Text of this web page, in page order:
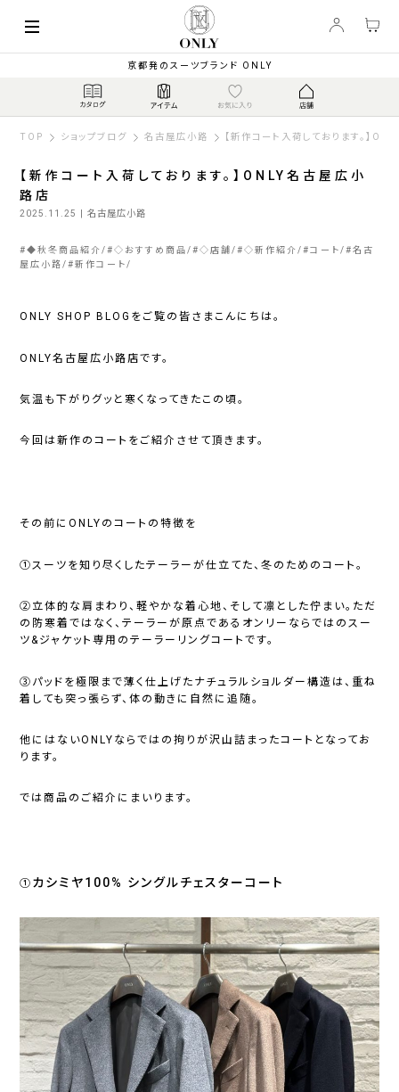
京都発のスーツブランド ONLY
TOP ショップブログ 名古屋広小路 【新作コート入荷しております。】
【新作コート入荷しております。】ONLY名古屋広小
路店
2025.11.25 | 名古屋広小路
#◆秋冬商品紹介 #◇おすすめ商品 #◇店舗 #◇新作紹介 #コート #名古
屋広小路 #新作コート
ONLY SHOP BLOGをご覧の皆さまこんにちは。
ONLY名古屋広小路店です。
気温も下がりグッと寒くなってきたこの頃。
今回は新作のコートをご紹介させて頂きます。
その前にONLYのコートの特徴を
①スーツを知り尽くしたテーラーが仕立てた、冬のためのコート。
②立体的な肩まわり、軽やかな着心地、そして凛とした佇まい。ただ
の防寒着ではなく、テーラーが原点であるオンリーならではのスー
ツ&ジャケット専用のテーラーリングコートです。
③パッドを極限まで薄く仕上げたナチュラルショルダー構造は、重ね
着しても突っ張らず、体の動きに自然に追随。
他にはないONLYならではの拘りが沢山詰まったコートとなってお
ります。
では商品のご紹介にまいります。
① カシミヤ100% シングルチェスターコート